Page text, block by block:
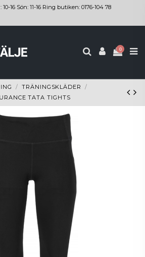
10-16 Sön: 11-16 Ring butiken: 0176-104 78
0
TRÄNINGSKLÄDER
TATA TIGHTS